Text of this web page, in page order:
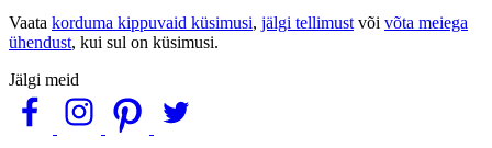
Vaata korduma kippuvaid küsimusi, jälgi tellimust või võta meiega
ühendust, kui sul on küsimusi.
Jälgi meid